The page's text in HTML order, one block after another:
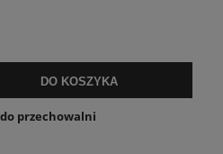
DO KOSZYKA
przechowalni